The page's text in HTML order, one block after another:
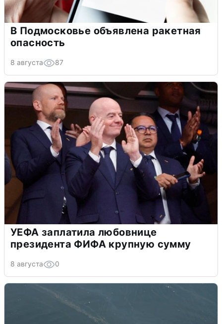
В Подмосковье объявлена ракетная
опасность
8 августа 87
УЕФА заплатила любовнице
президента ФИФА крупную сумму
8 августа 0